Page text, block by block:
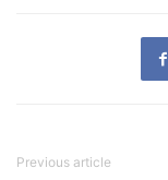
Previous article